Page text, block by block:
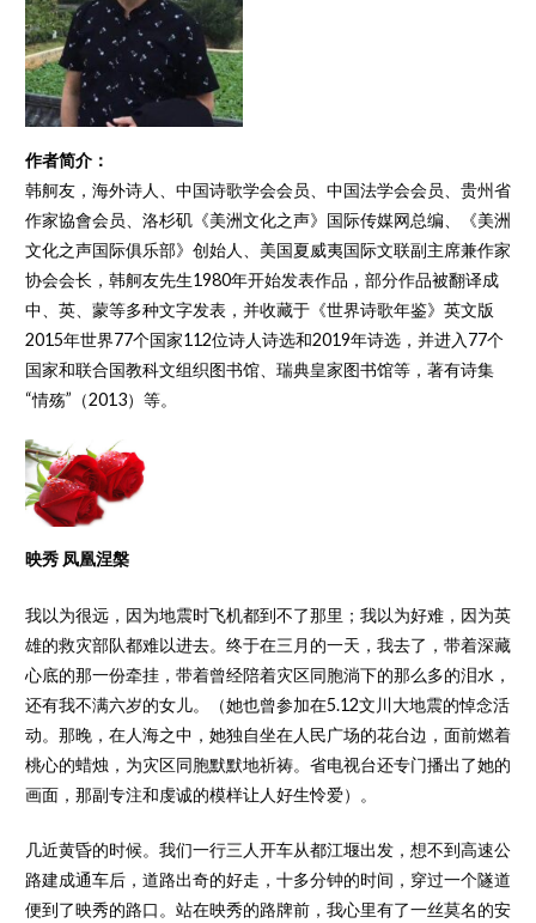
作者简介：
韩舸友，海外诗人、中国诗歌学会会员、中国法学会会员、贵州省
作家協會会员、洛杉矶《美洲文化之声》国际传媒网总编、《美洲
文化之声国际俱乐部》创始人、美国夏威夷国际文联副主席兼作家
协会会长，韩舸友先生1980年开始发表作品，部分作品被翻译成
中、英、蒙等多种文字发表，并收藏于《世界诗歌年鉴》英文版
2015年世界77个国家112位诗人诗选和2019年诗选，并进入77个
国家和联合国教科文组织图书馆、瑞典皇家图书馆等，著有诗集
“情殇”（2013）等。
映秀 凤凰涅槃
我以为很远，因为地震时飞机都到不了那里；我以为好难，因为英
雄的救灾部队都难以进去。终于在三月的一天，我去了，带着深藏
心底的那一份牵挂，带着曾经陪着灾区同胞淌下的那么多的泪水，
还有我不满六岁的女儿。（她也曾参加在5.12文川大地震的悼念活
动。那晚，在人海之中，她独自坐在人民广场的花台边，面前燃着
桃心的蜡烛，为灾区同胞默默地祈祷。省电视台还专门播出了她的
画面，那副专注和虔诚的模样让人好生怜爱）。
几近黄昏的时候。我们一行三人开车从都江堰出发，想不到高速公
路建成通车后，道路出奇的好走，十多分钟的时间，穿过一个隧道
便到了映秀的路口。站在映秀的路牌前，我心里有了一丝莫名的安